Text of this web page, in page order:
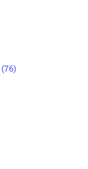
(76)